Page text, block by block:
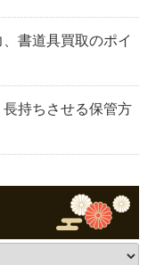
書道具買取のポイ
持ちさせる保管方